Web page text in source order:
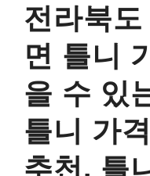
전라북
면 틀니
을 수 있
틀니 가
추천, 틀